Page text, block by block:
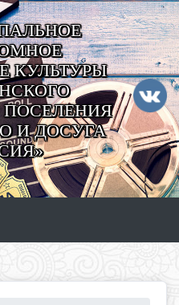
КУЛЬТУРЫ
ПОСЕЛЕНИЯ
И ДОСУГА